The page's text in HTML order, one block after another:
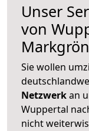
Unser
von
Sie wollen
Netzwerkan
Wuppertal
nicht